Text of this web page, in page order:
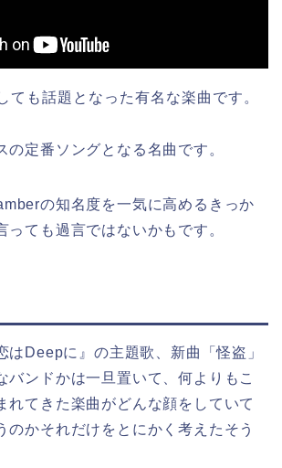
ても話題となった有名な楽曲です。
の定番ソングとなる名曲です。
の知名度を一気に高めるきっか
っても過言ではないかもです。
はDeepに』の主題歌、新曲「怪盗」
バンドかは一旦置いて、何よりもこ
れてきた楽曲がどんな顔をしていて
のかそれだけをとにかく考えたそう